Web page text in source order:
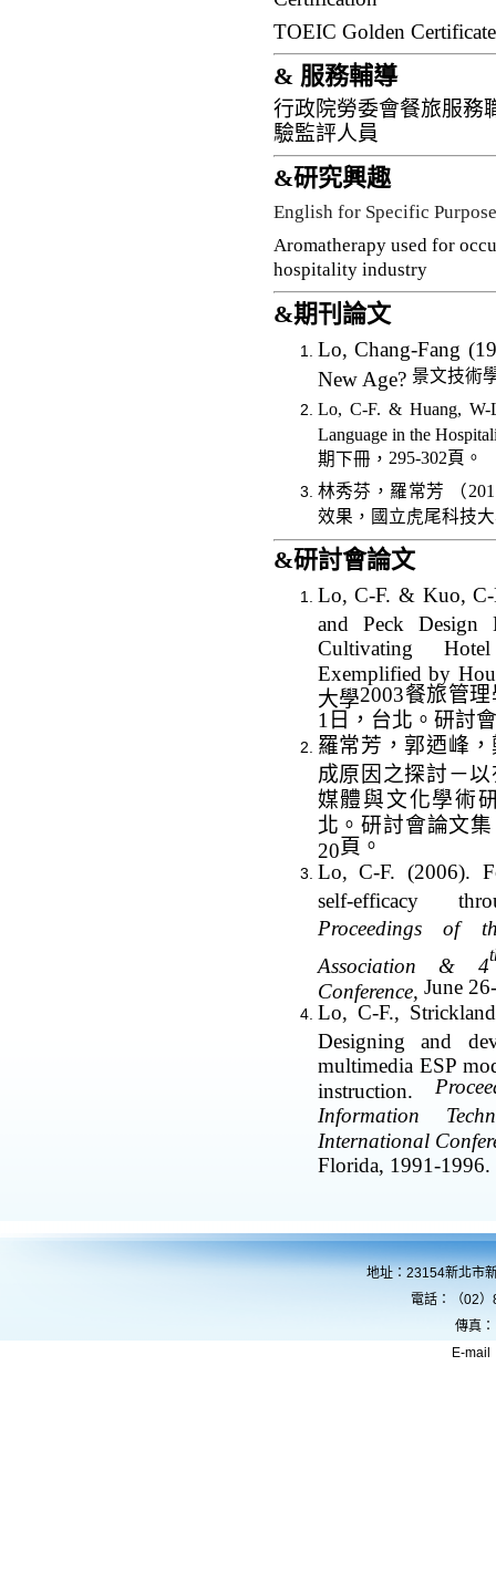
TOEIC Golden Certificate
& 服務輔導
行政院勞委會餐旅服務
驗監評人員
&研究興趣
English for Specific
Aromatherapy used for
hospitality industry
&期刊論文
Lo, Chang-Fang
New Age? 景文技術
Lo, C-F. & Huang, W-
Language in the
期下冊， 295-302頁。
林秀芬，羅常芳
（
效果，國立虎尾科技
&研討會論文
Lo, C-F. & Kuo, C-
and Peck Design
Cultivating
Exemplified by
大學2003餐旅管
1 日 ，台北。研討
羅常芳 ，郭迺峰
成原因之探討－
媒體與文化學術
北。研討會論文
20 頁。
Lo, C-F. (2006).
self-efficacy
Proceedings of
Association & 4
Conference, June
Lo, C-F.,
Designing and
multimedia ESP
instruction.
Information
International
Florida, 1991-1996.
地址：23154新北市
電話：（02
傳真
E-mail